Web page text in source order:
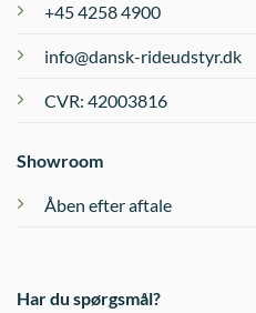
+45 4258 4900
info@dansk-rideudstyr.dk
CVR: 42003816
Showroom
Åben efter aftale
Har du spørgsmål?